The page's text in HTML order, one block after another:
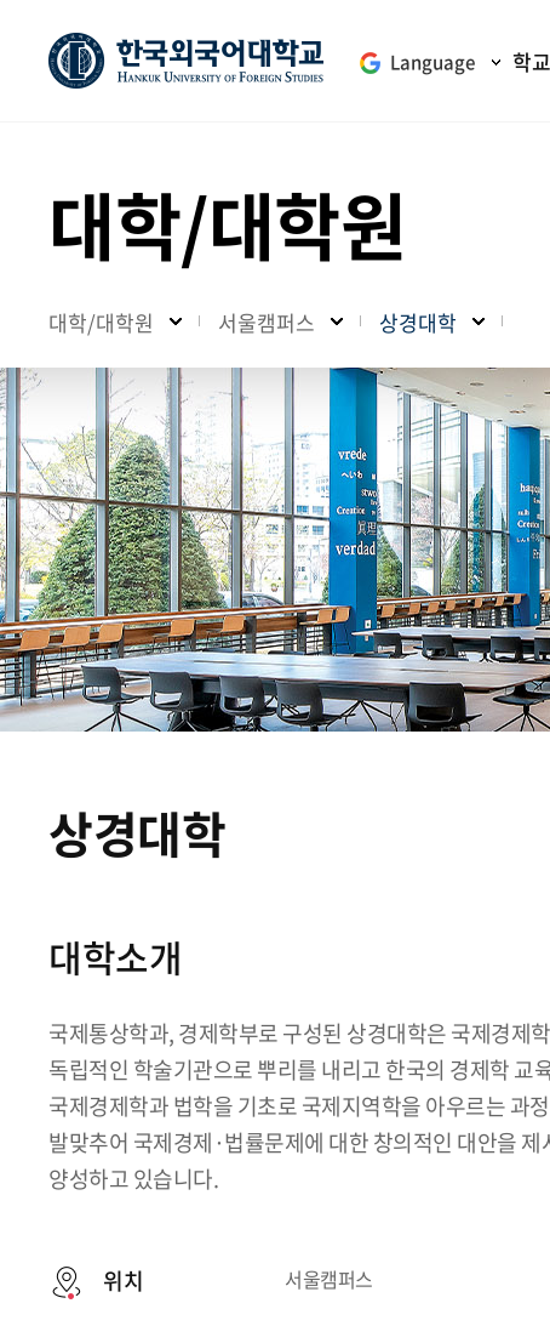
Language 학
대학/대학원
대학/대학원 서울캠퍼스 상경대학
상경대학
대학소개
국제통상학과, 경제학부로 구성된 상경대학은 국제경제
독립적인 학술기관으로 뿌리를 내리고 한국의 경제학 교
국제경제학과 법학을 기초로 국제지역학을 아우르는 과
발맞추어 국제경제·법률문제에 대한 창의적인 대안을
양성하고 있습니다.
위치 서울캠퍼스